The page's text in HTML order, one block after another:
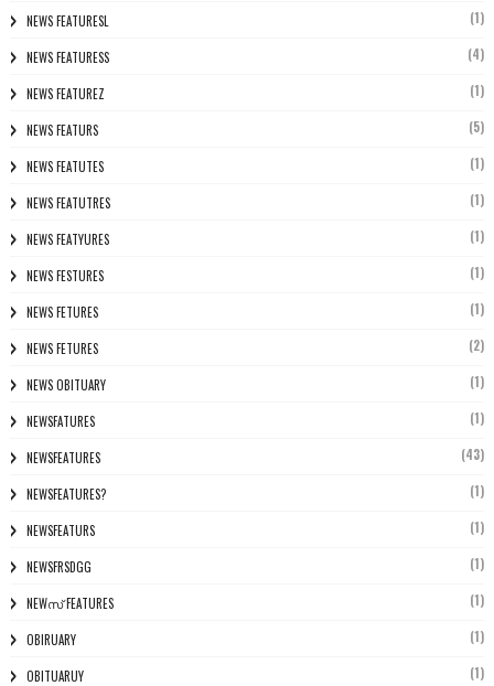
NEWS FEATURESL (1)
NEWS FEATURESS (4)
NEWS FEATUREZ (1)
NEWS FEATURS (5)
NEWS FEATUTES (1)
NEWS FEATUTRES (1)
NEWS FEATYURES (1)
NEWS FESTURES (1)
NEWS FETURES (1)
NEWS FETURES (2)
NEWS OBITUARY (1)
NEWSFATURES (1)
NEWSFEATURES (43)
NEWSFEATURES? (1)
NEWSFEATURS (1)
NEWSFRSDGG (1)
NEWസ് FEATURES (1)
OBIRUARY (1)
OBITUARUY (1)